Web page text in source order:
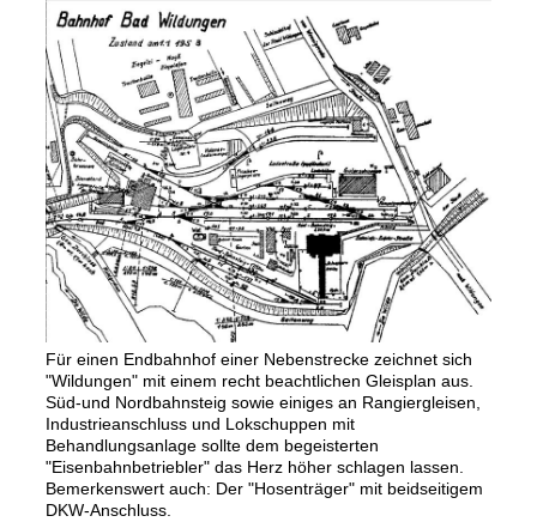
Für einen Endbahnhof einer Nebenstrecke zeichnet sich
"Wildungen" mit einem recht beachtlichen Gleisplan aus.
Süd-und Nordbahnsteig sowie einiges an Rangiergleisen,
Industrieanschluss und Lokschuppen mit
Behandlungsanlage sollte dem begeisterten
"Eisenbahnbetriebler" das Herz höher schlagen lassen.
Bemerkenswert auch: Der "Hosenträger" mit beidseitigem
DKW-Anschluss.